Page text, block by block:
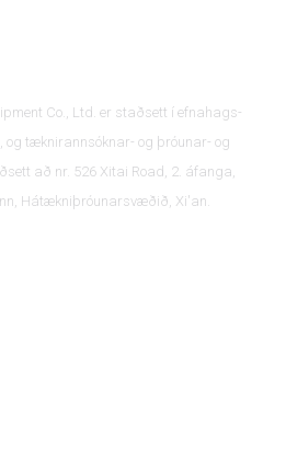
Co., Ltd. er staðsett í efnahags-
tæknirannsóknar- og þróunar- og
að nr. 526 Xitai Road, 2. áfanga,
Hátækniþróunarsvæðið, Xi'an.